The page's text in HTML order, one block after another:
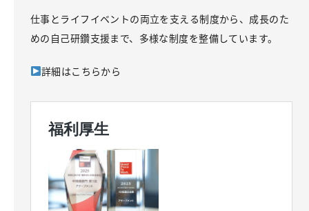
仕事とライフイベントの両立を支える制度から、成長のた
めの自己研鑽支援まで、多様な制度を整備しています。
詳細はこちらから